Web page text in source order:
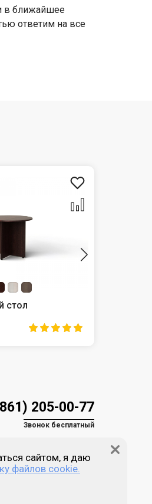
в ближайшее
ответим на все
стол
205-00-77
Звонок бесплатный
Пн-пт 9:00 - 18:00
сайтом, я даю
файлов cookie.